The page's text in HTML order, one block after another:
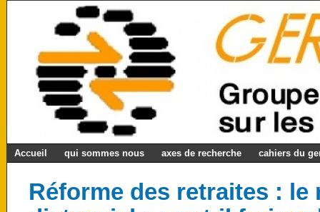
Accueil qui sommes nous axes de recherche cahiers du
Réforme des retraites : le